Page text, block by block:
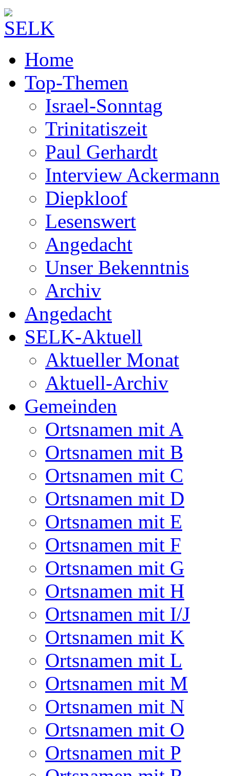
Home
Top-Themen
Israel-Sonntag
Trinitatiszeit
Paul Gerhardt
Interview Ackermann
Diepkloof
Lesenswert
Angedacht
Unser Bekenntnis
Archiv
Angedacht
SELK-Aktuell
Aktueller Monat
Aktuell-Archiv
Gemeinden
Ortsnamen mit A
Ortsnamen mit B
Ortsnamen mit C
Ortsnamen mit D
Ortsnamen mit E
Ortsnamen mit F
Ortsnamen mit G
Ortsnamen mit H
Ortsnamen mit I/J
Ortsnamen mit K
Ortsnamen mit L
Ortsnamen mit M
Ortsnamen mit N
Ortsnamen mit O
Ortsnamen mit P